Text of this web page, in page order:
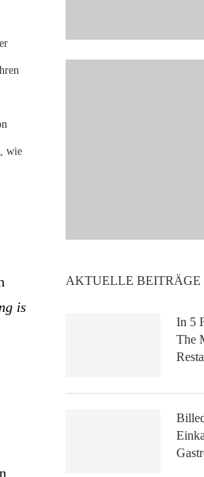
wie
is
AKTUELLE BEITRÄGE
In 5
The